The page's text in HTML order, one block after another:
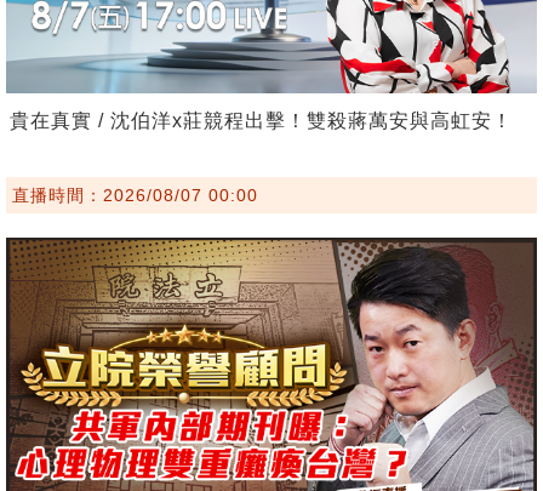
貴在真實 / 沈伯洋x莊競程出擊！雙殺蔣萬安與高虹安！
直播時間：2026/08/07 00:00